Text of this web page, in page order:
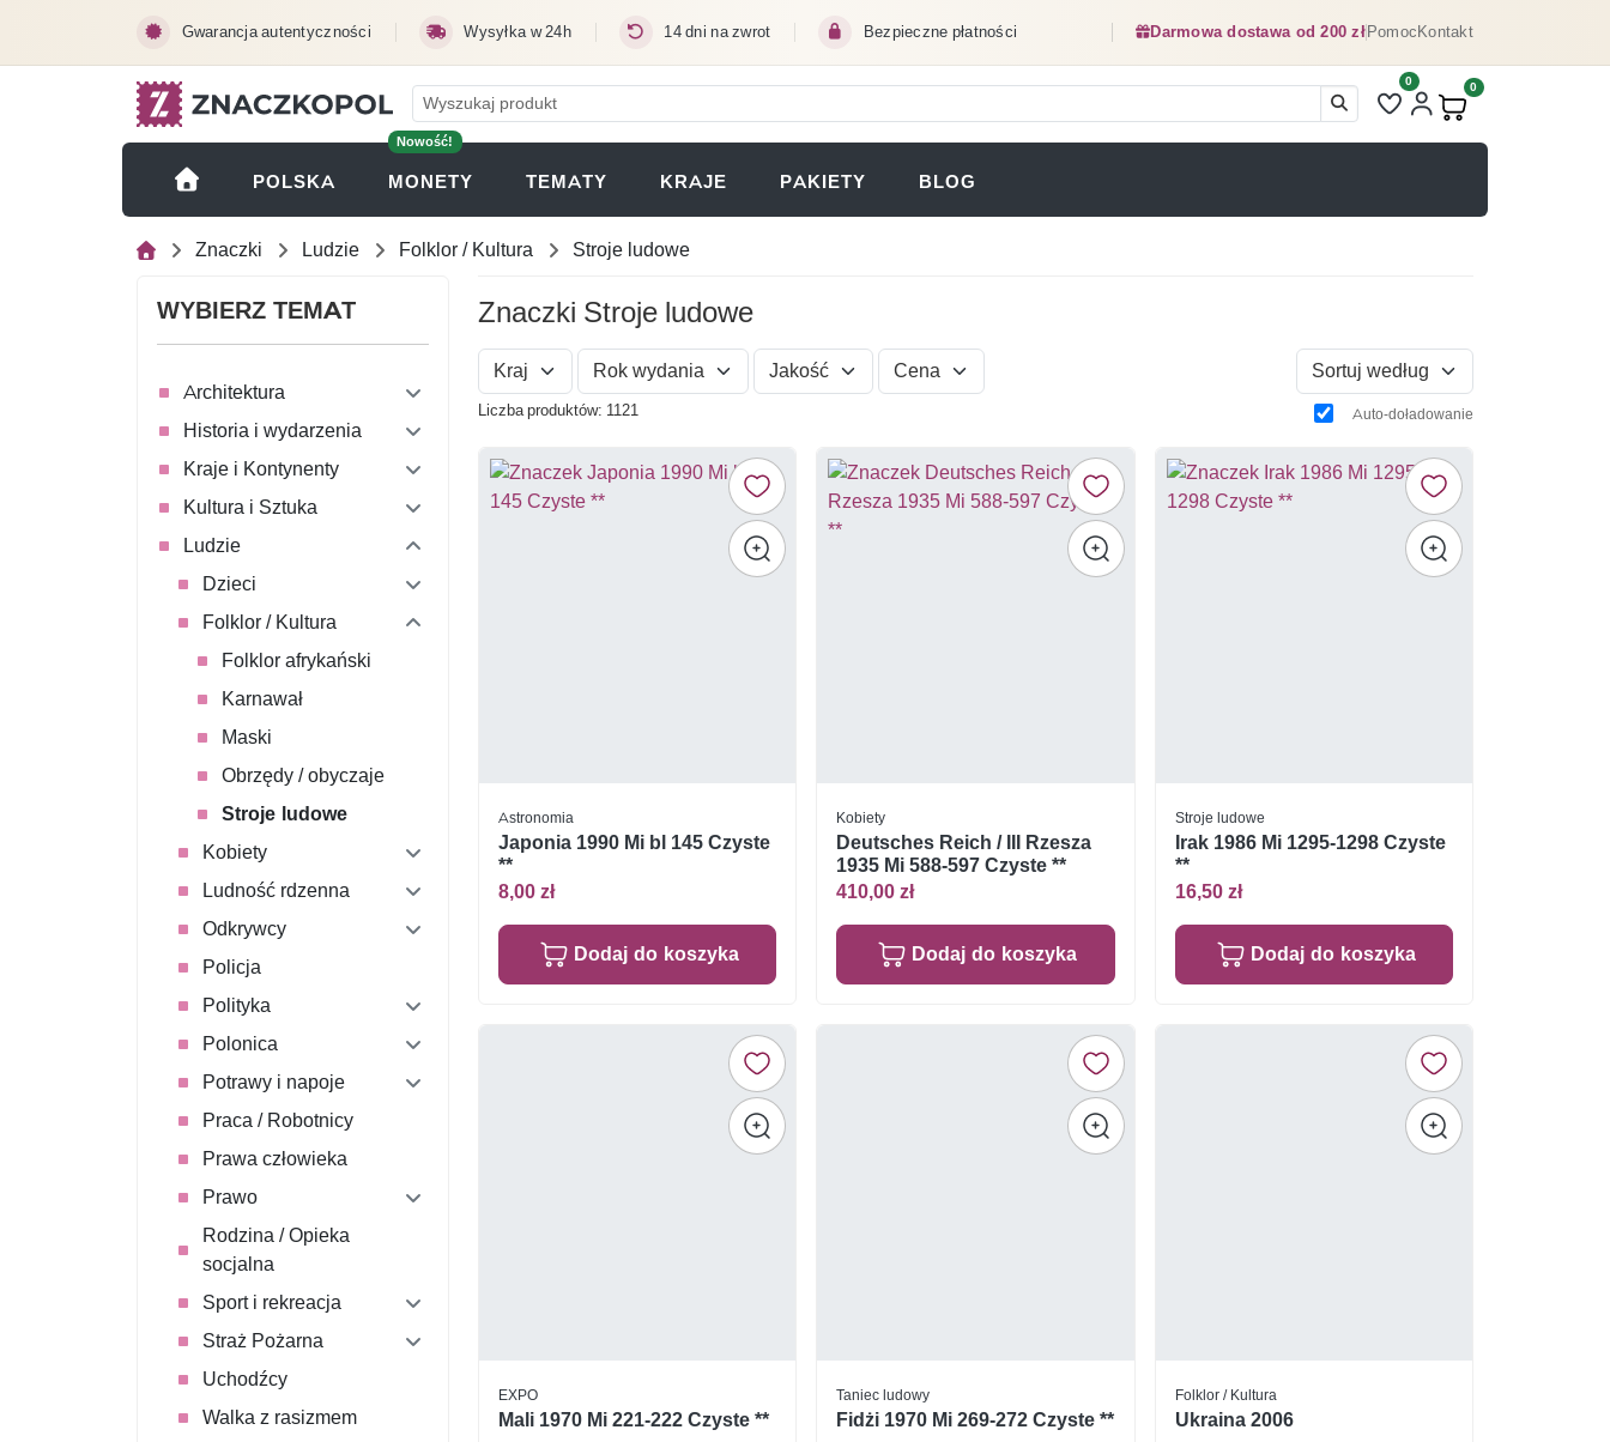
Gwarancja autentyczności Wysyłka w 24h 14 dni na zwrot Bezpieczne płatności Darmowa dostawa od 200 złPomocKontakt
Liczba pozycji na liście
0
Produkty w koszyku:
0
POLSKA
Nowość!
MONETY (OTWIERA SIĘ W NOWEJ KARCIE)
TEMATY KRAJE PAKIETY BLOG
Znaczki Ludzie Folklor / Kultura Stroje ludowe
WYBIERZ TEMAT
Architektura
Historia i wydarzenia
Kraje i Kontynenty
Kultura i Sztuka
Ludzie
Dzieci
Folklor / Kultura
Folklor afrykański
Karnawał
Maski
Obrzędy / obyczaje
Stroje ludowe
Kobiety
Ludność rdzenna
Odkrywcy
Policja
Polityka
Polonica
Potrawy i napoje
Praca / Robotnicy
Prawa człowieka
Prawo
Rodzina / Opieka
socjalna
Sport i rekreacja
Straż Pożarna
Uchodźcy
Walka z rasizmem
Znaczki Stroje ludowe
Kraj Rok wydania Jakość Cena Sortuj według
Liczba produktów: 1121 Auto-doładowanie
Astronomia
Japonia 1990 Mi bl 145 Czyste
**
8,00 zł
Dodaj do koszyka
Kobiety
Deutsches Reich / III Rzesza
1935 Mi 588-597 Czyste **
410,00 zł
Dodaj do koszyka
Stroje ludowe
Irak 1986 Mi 1295-1298 Czyste
**
16,50 zł
Dodaj do koszyka
EXPO
Mali 1970 Mi 221-222 Czyste **
Taniec ludowy
Fidżi 1970 Mi 269-272 Czyste **
Folklor / Kultura
Ukraina 2006